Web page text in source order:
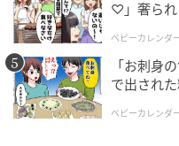
♡」奢られ
ベビーカレンダ
「お刺身
で出され
ベビーカレンダ